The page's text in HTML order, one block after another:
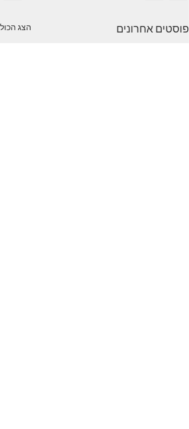
פוסטים אחרונים הצג הכול